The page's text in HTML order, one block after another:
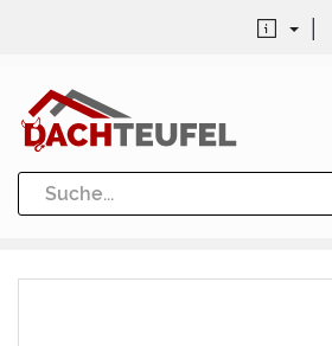
Dachrinne und Fallrohre
Werkzeuge und Löttechnik